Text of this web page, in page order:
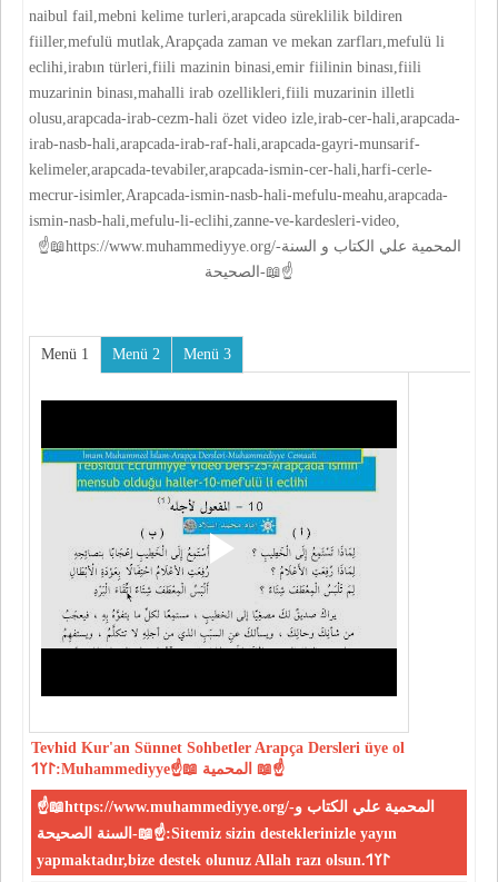
naibul fail,mebni kelime turleri,arapcada süreklilik bildiren
fiiller,mefulü mutlak,Arapçada zaman ve mekan zarfları,mefulü li
eclihi,irabın türleri,fiili mazinin binasi,emir fiilinin binası,fiili
muzarinin binası,mahalli irab ozellikleri,fiili muzarinin illetli
olusu,arapcada-irab-cezm-hali özet video izle,irab-cer-hali,arapcada-
irab-nasb-hali,arapcada-irab-raf-hali,arapcada-gayri-munsarif-
kelimeler,arapcada-tevabiler,arapcada-ismin-cer-hali,harfi-cerle-
mecrur-isimler,Arapcada-ismin-nasb-hali-mefulu-meahu,arapcada-
ismin-nasb-hali,mefulu-li-eclihi,zanne-ve-kardesleri-video,
☝📖https://www.muhammediyye.org/-المحمية علي الكتاب و السنة
الصحيحة-📖☝
Menü 1 Menü 2 Menü 3
Tevhid Kur'an Sünnet Sohbetler Arapça Dersleri üye ol
𐰃𐰠𐰯:Muhammediyye☝📖 المحمية 📖☝
☝📖https://www.muhammediyye.org/-المحمية علي الكتاب و
السنة الصحيحة-📖☝:Sitemiz sizin desteklerinizle yayın
yapmaktadır,bize destek olunuz Allah razı olsun.𐰃𐰠𐰯